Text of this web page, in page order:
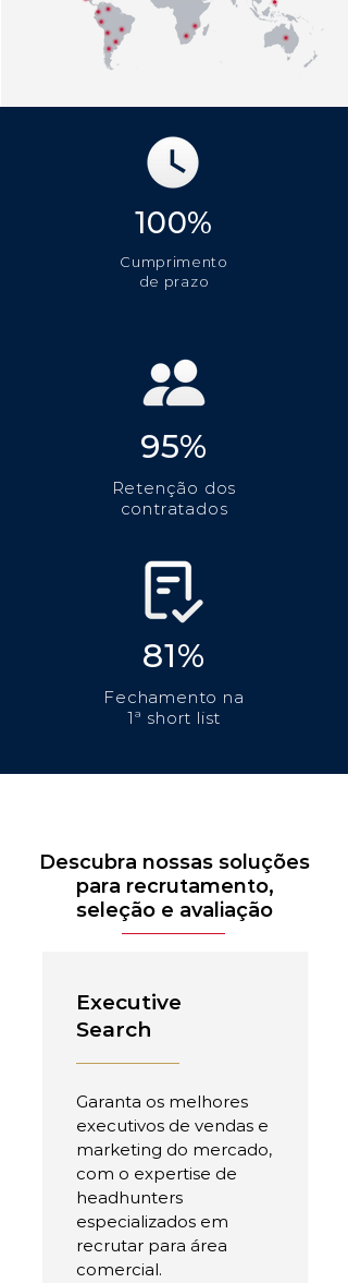
100%
Cumprimento
de prazo
95%
Retenção dos
contratados
81%
Fechamento na
1ª short list
Descubra nossas soluções
para recrutamento,
seleção e avaliação
Executive
Search
Garanta os melhores
executivos de vendas e
marketing do mercado,
com o expertise de
headhunters
especializados em
recrutar para área
comercial.